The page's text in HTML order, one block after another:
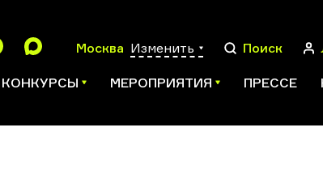
Москва Изменить Поиск
КОНКУРСЫ МЕРОПРИЯТИЯ ПРЕССЕ